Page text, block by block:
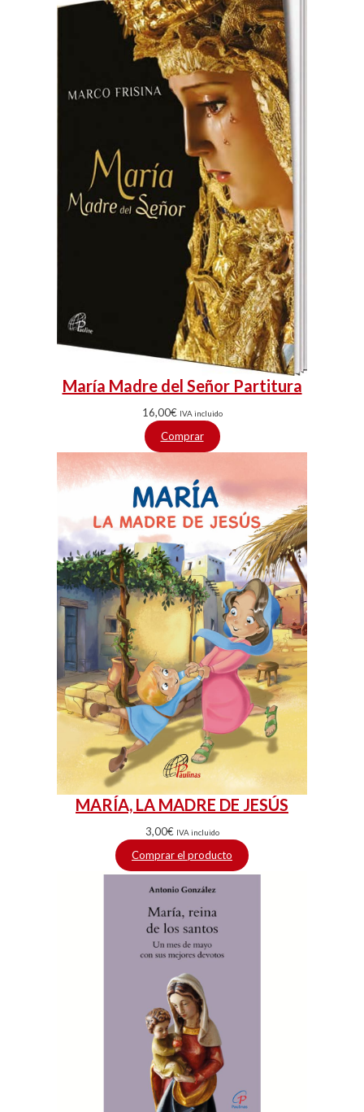
María Madre del Señor Partitura
16,00€ IVA incluido
Comprar
MARÍA, LA MADRE DE JESÚS
3,00€ IVA incluido
Comprar el producto